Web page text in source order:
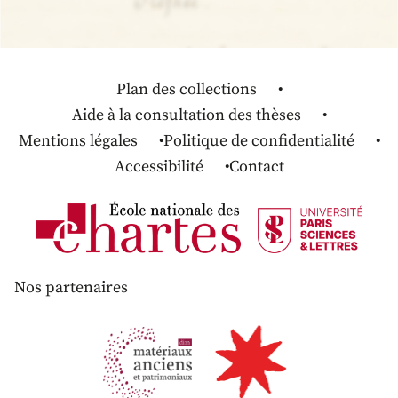
Plan des collections
Aide à la consultation des thèses
Mentions légales
Politique de confidentialité
Accessibilité
Contact
Nos partenaires